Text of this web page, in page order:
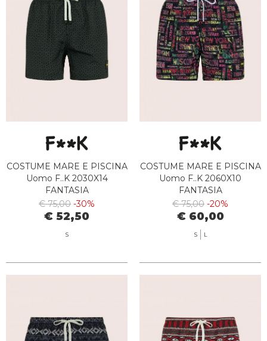
COSTUME MARE E PISCINA
Uomo F..K 2030X14
FANTASIA
€ 75,00 -30%
€ 52,50
S
COSTUME MARE E PISCINA
Uomo F..K 2060X10
FANTASIA
€ 75,00 -20%
€ 60,00
S L